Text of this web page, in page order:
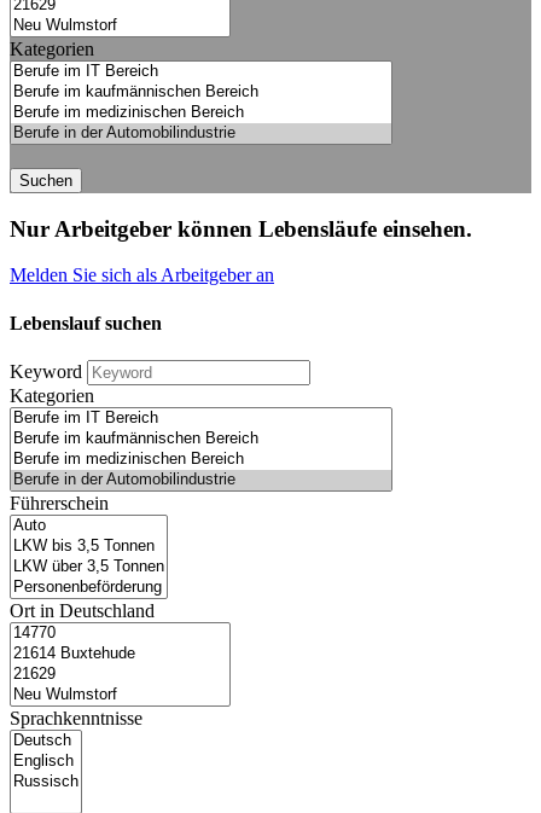
Kategorien
Suchen
Nur Arbeitgeber können Lebensläufe einsehen.
Melden Sie sich als Arbeitgeber an
Lebenslauf suchen
Keyword
Kategorien
Führerschein
Ort in Deutschland
Sprachkenntnisse